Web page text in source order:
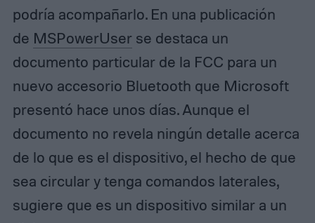
podría acompañarlo. En una publicación
de MSPowerUser se destaca un
documento particular de la FCC para un
nuevo accesorio Bluetooth que Microsoft
presentó hace unos días. Aunque el
documento no revela ningún detalle acerca
de lo que es el dispositivo, el hecho de que
sea circular y tenga comandos laterales,
sugiere que es un dispositivo similar a un